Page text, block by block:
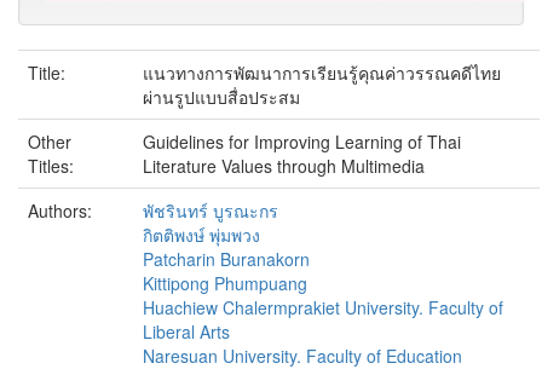
Title:
แนวทางการพัฒนาการเรียนรู้คุณค่าวรรณคดีไทย
ผ่านรูปแบบสื่อประสม
Other
Titles:
Guidelines for Improving Learning of Thai
Literature Values through Multimedia
Authors:
พัชรินทร์ บูรณะกร
กิตติพงษ์ พุ่มพวง
Patcharin Buranakorn
Kittipong Phumpuang
Huachiew Chalermprakiet University. Faculty of
Liberal Arts
Naresuan University. Faculty of Education